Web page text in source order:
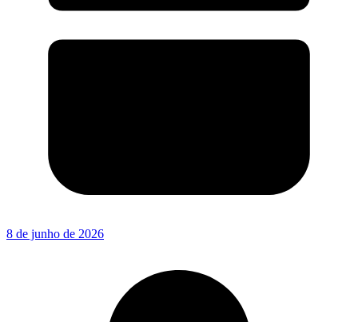
8 de junho de 2026